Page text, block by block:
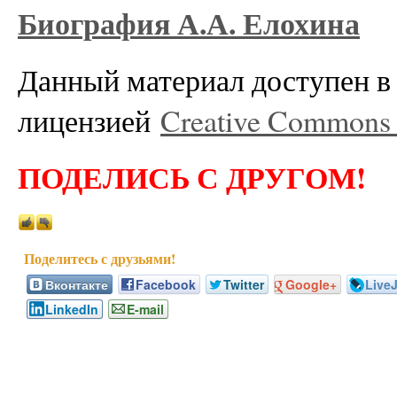
Биография А.А. Елохина
Данный материал доступен в
лицензией Creative
ПОДЕЛИСЬ С ДРУГОМ!
Вконтакте Facebook Twitter Google+
LinkedIn
E-mail